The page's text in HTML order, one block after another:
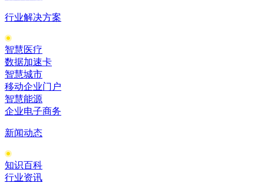
行业解决方案
智慧医疗
数据加速卡
智慧城市
移动企业门户
智慧能源
企业电子商务
新闻动态
知识百科
行业资讯